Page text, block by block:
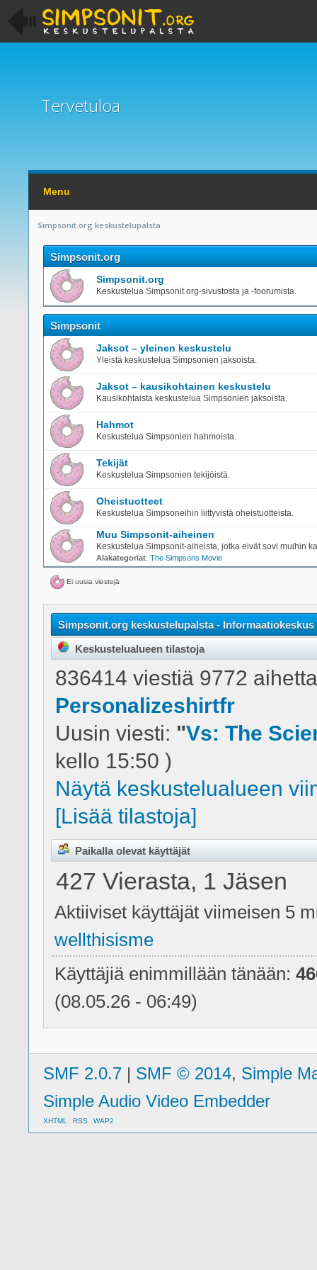
Tervetuloa
Menu
Simpsonit.org keskustelupalsta
Simpsonit.org
Simpsonit.org
Keskustelua Simpsonit.org-sivustosta ja -foorumista.
Simpsonit
Jaksot – yleinen keskustelu
Yleistä keskustelua Simpsonien jaksoista.
Jaksot – kausikohtainen keskustelu
Kausikohtaista keskustelua Simpsonien jaksoista.
Hahmot
Keskustelua Simpsonien hahmoista.
Tekijät
Keskustelua Simpsonien tekijöistä.
Oheistuotteet
Keskustelua Simpsoneihin liittyvistä oheistuotteista.
Muu Simpsonit-aiheinen
Keskustelua Simpsonit-aiheista, jotka eivät sovi muihin
Alakategoriat: The Simpsons Movie
Ei uusia viestejä
Simpsonit.org keskustelupalsta - Informaatiokeskus
Keskustelualueen tilastoja
836414 viestiä 9772
Personalizeshirtfr
Uusin viesti: "Vs: The
kello 15:50 )
Näytä keskustelualueen
[Lisää tilastoja]
Paikalla olevat käyttäjät
427 Vierasta, 1 Jäsen
Aktiiviset käyttäjät viimeisen 5
wellthisisme
Käyttäjiä enimmillään tänään:
(08.05.26 - 06:49)
SMF 2.0.7 | SMF © 2014, Simple
Simple Audio Video Embedder
XHTML RSS WAP2